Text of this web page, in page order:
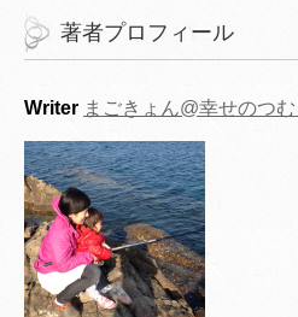
著者プロフィール
Writer まごきょん@幸せのつ